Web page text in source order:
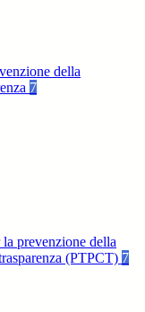
della
7
prevenzione della
(PTPCT) 7